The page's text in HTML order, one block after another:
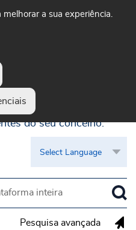
melhorar a sua experiência.
Pesquisa avançada
Visível
do seu concelho.